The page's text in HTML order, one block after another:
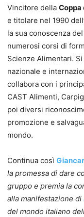
Vincitore della Coppa
e titolare nel 1990
la sua conoscenza
numerosi corsi di
Scienze Alimentari.
nazionale e
collabora con i
CAST Alimenti,
poi diversi
promozione e
mondo.
Continua così
la promessa di dare
gruppo e premia la
alla manifestazione di
del mondo italiano